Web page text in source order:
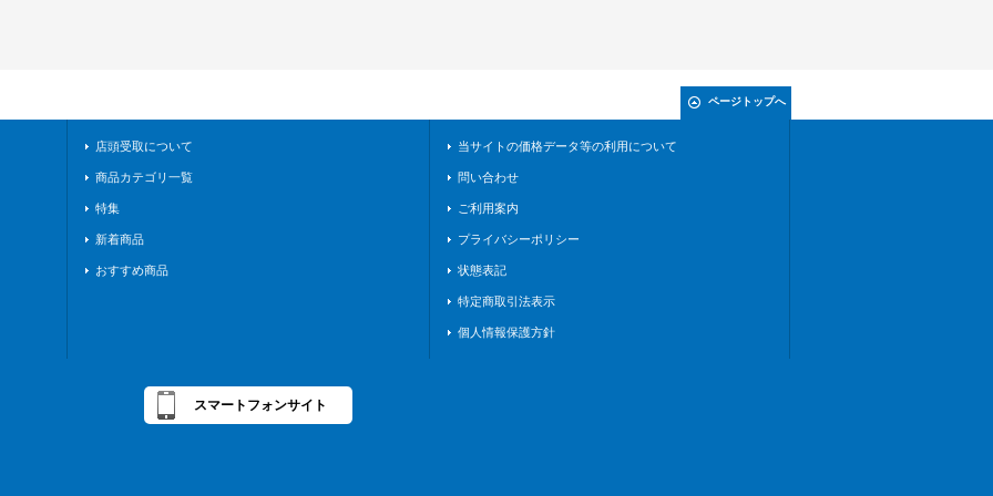
ページトップへ
店頭受取について
商品カテゴリ一覧
特集
新着商品
おすすめ商品
当サイトの価格データ等の利用について
問い合わせ
ご利用案内
プライバシーポリシー
状態表記
特定商取引法表示
個人情報保護方針
スマートフォンサイト